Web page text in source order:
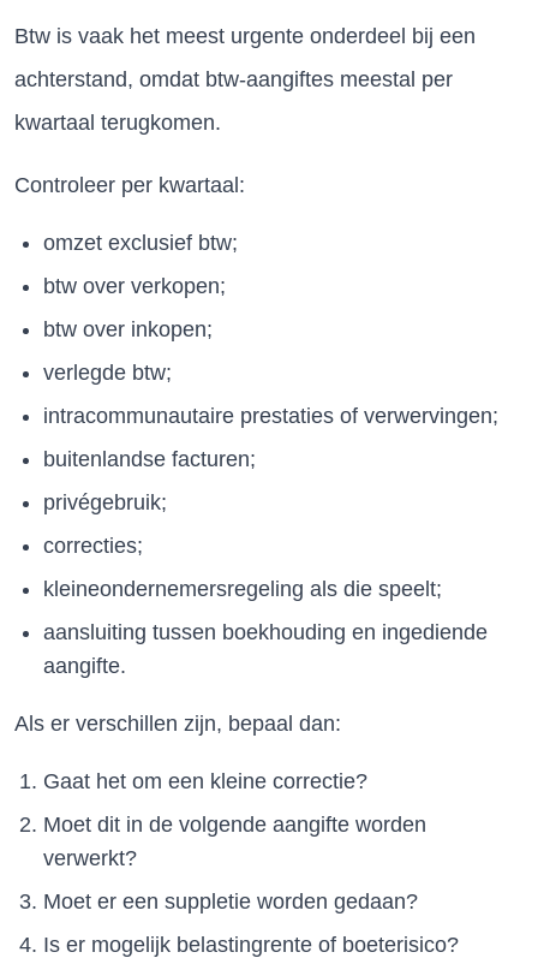
Btw is vaak het meest urgente onderdeel bij een
achterstand, omdat btw-aangiftes meestal per
kwartaal terugkomen.
Controleer per kwartaal:
omzet exclusief btw;
btw over verkopen;
btw over inkopen;
verlegde btw;
intracommunautaire prestaties of verwervingen;
buitenlandse facturen;
privégebruik;
correcties;
kleineondernemersregeling als die speelt;
aansluiting tussen boekhouding en ingediende
aangifte.
Als er verschillen zijn, bepaal dan:
Gaat het om een kleine correctie?
Moet dit in de volgende aangifte worden
verwerkt?
Moet er een suppletie worden gedaan?
Is er mogelijk belastingrente of boeterisico?